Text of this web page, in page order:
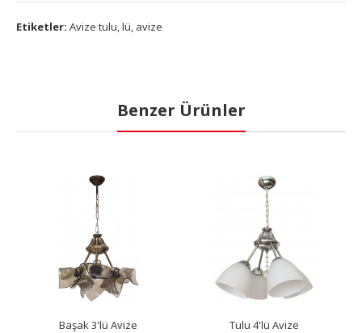
Etiketler: Avize tulu,lü, avize
Benzer Ürünler
Başak 3'lü Avize Tulu 4'lü Avize